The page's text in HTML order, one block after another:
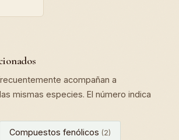
acompañan a
mismas especies. El número indica
Compuestos fenólicos (2)